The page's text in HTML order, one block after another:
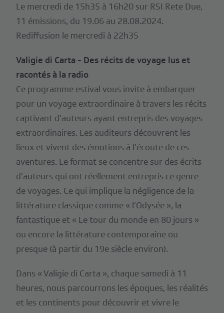
Le mercredi de 15h35 à 16h20 sur RSI Rete Due,
11 émissions, du 19.06 au 28.08.2024.
Rediffusion le mercredi à 22h35
Valigie di Carta - Des récits de voyage lus et
racontés à la radio
Ce programme estival vous invite à embarquer
pour un voyage extraordinaire à travers les récits
captivant d’auteurs ayant entrepris des voyages
extraordinaires. Les auditeurs découvrent les
lieux et vivent des émotions à l’écoute de ces
aventures. Le format se concentre sur des écrits
d’auteurs qui ont réellement entrepris ce genre
de voyages. Ce qui implique la négligence de la
littérature classique comme « l’Odysée », la
fantastique et « Le tour du monde en 80 jours »
ou encore la littérature contemporaine ou
presque (à partir du 19e siècle environ).
Dans « Valigie di Carta », chaque samedi à 11
heures, nous parcourrons les époques, les réalités
et les continents pour découvrir et vivre le